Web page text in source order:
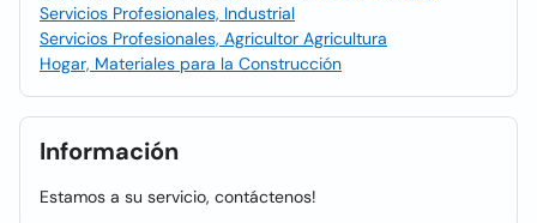
Servicios Profesionales, Industrial
Servicios Profesionales, Agricultor Agricultura
Hogar, Materiales para la Construcción
Información
Estamos a su servicio, contáctenos!